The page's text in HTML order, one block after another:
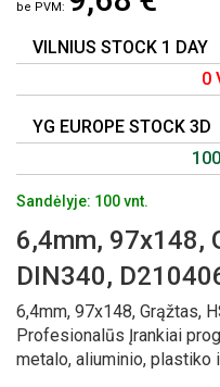
GALERIJOS
PRADŽIĄ
VILNIUS STOCK 1 DAY
0
YG EUROPE STOCK 3D
Sandėlyje: 100 vnt.
6,4mm, 97x148,
DIN340,
6,4mm, 97x148, Grąžtas,
Profesionalūs Įrankiai
metalo, aliuminio, plastiko